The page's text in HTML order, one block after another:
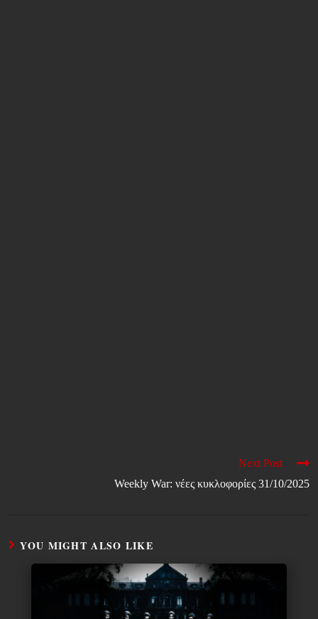
Next Post
Weekly War: νέες κυκλοφορίες 31/10/2025
YOU MIGHT ALSO LIKE